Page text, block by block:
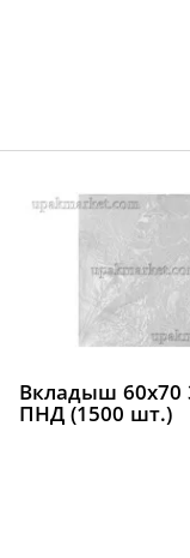
Вкладыш 60х70
ПНД (1500 шт.)